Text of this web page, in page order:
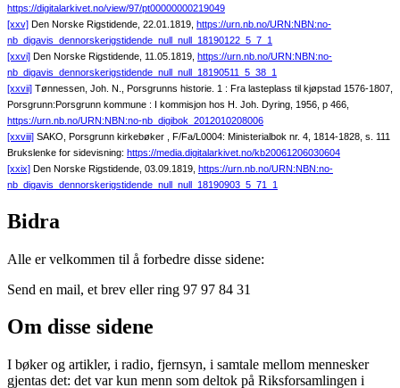
https://digitalarkivet.no/view/97/pt00000000219049
[xxv] Den Norske Rigstidende, 22.01.1819, https://urn.nb.no/URN:NBN:no-
nb_digavis_dennorskerigstidende_null_null_18190122_5_7_1
[xxvi] Den Norske Rigstidende, 11.05.1819, https://urn.nb.no/URN:NBN:no-
nb_digavis_dennorskerigstidende_null_null_18190511_5_38_1
[xxvii] Tønnessen, Joh. N., Porsgrunns historie. 1 : Fra lasteplass til kjøpstad 1576-1807,
Porsgrunn:Porsgrunn kommune : I kommisjon hos H. Joh. Dyring, 1956, p 466,
https://urn.nb.no/URN:NBN:no-nb_digibok_2012010208006
[xxviii] SAKO, Porsgrunn kirkebøker , F/Fa/L0004: Ministerialbok nr. 4, 1814-1828, s. 111
Brukslenke for sidevisning: https://media.digitalarkivet.no/kb20061206030604
[xxix] Den Norske Rigstidende, 03.09.1819, https://urn.nb.no/URN:NBN:no-
nb_digavis_dennorskerigstidende_null_null_18190903_5_71_1
Bidra
Alle er velkommen til å forbedre disse sidene:
Send en mail, et brev eller ring 97 97 84 31
Om disse sidene
I bøker og artikler, i radio, fjernsyn, i samtale mellom mennesker
gjentas det: det var kun menn som deltok på Riksforsamlingen i